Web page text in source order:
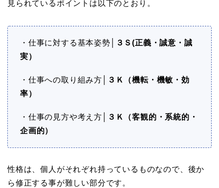
見られているポイントは以下のとおり。
・仕事に対する基本姿勢│
３Ｓ(正義・誠意・誠
実）
・仕事への取り組み方│
３Ｋ（機転・機敏・効
率）
・仕事の見方や考え方│
３Ｋ（客観的・系統的・
企画的）
性格は、個人がそれぞれ持っているものなので、後か
ら修正する事が難しい部分です。